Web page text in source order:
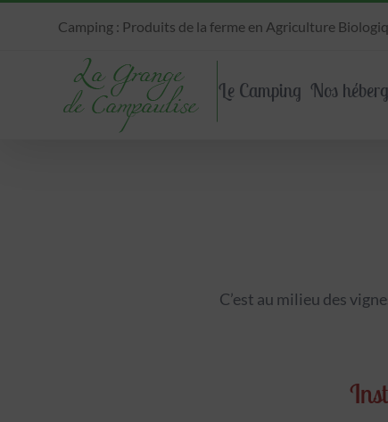
Camping : Produits de la ferme en Agriculture
Le Camping Nos
C’est au milieu des